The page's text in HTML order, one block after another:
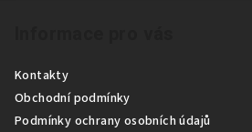
Kontakty
Obchodní podmínky
Podmínky ochrany osobních údajů